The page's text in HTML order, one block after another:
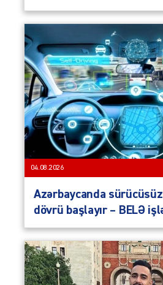
04.08.2026
Azərbaycanda
dövrü başlayır – BELƏ